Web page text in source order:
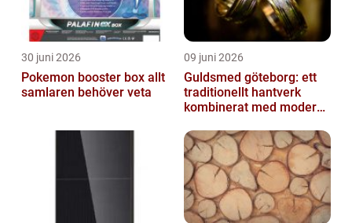
30 juni 2026
Pokemon booster box allt
samlaren behöver veta
09 juni 2026
Guldsmed göteborg: ett
traditionellt hantverk
kombinerat med modern